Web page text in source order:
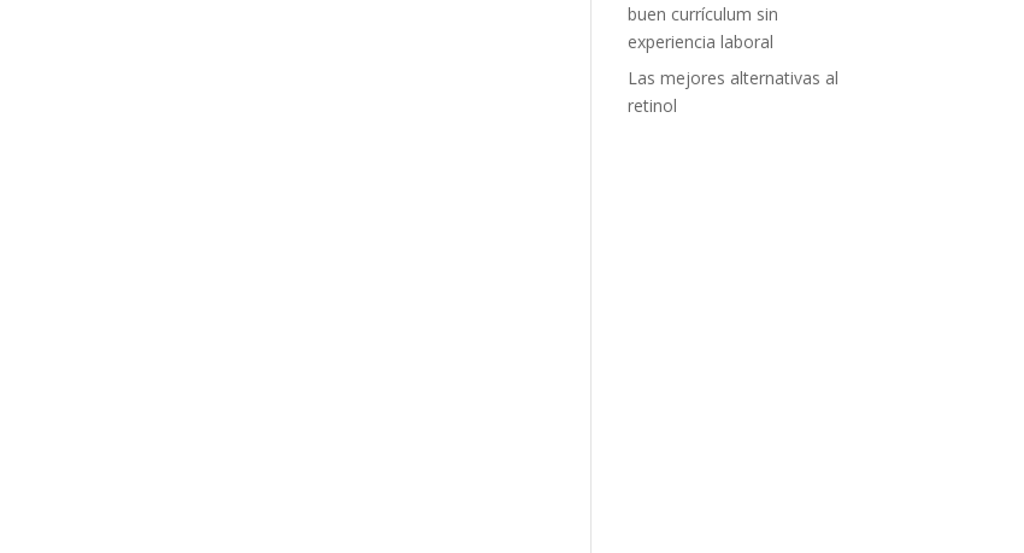
buen currículum sin
experiencia laboral
Las mejores alternativas al
retinol